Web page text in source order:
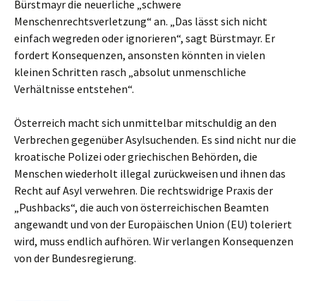
Bürstmayr die neuerliche „schwere
Menschenrechtsverletzung“ an. „Das lässt sich nicht
einfach wegreden oder ignorieren“, sagt Bürstmayr. Er
fordert Konsequenzen, ansonsten könnten in vielen
kleinen Schritten rasch „absolut unmenschliche
Verhältnisse entstehen“.
Österreich macht sich unmittelbar mitschuldig an den
Verbrechen gegenüber Asylsuchenden. Es sind nicht nur die
kroatische Polizei oder griechischen Behörden, die
Menschen wiederholt illegal zurückweisen und ihnen das
Recht auf Asyl verwehren. Die rechtswidrige Praxis der
„Pushbacks“, die auch von österreichischen Beamten
angewandt und von der Europäischen Union (EU) toleriert
wird, muss endlich aufhören. Wir verlangen Konsequenzen
von der Bundesregierung.